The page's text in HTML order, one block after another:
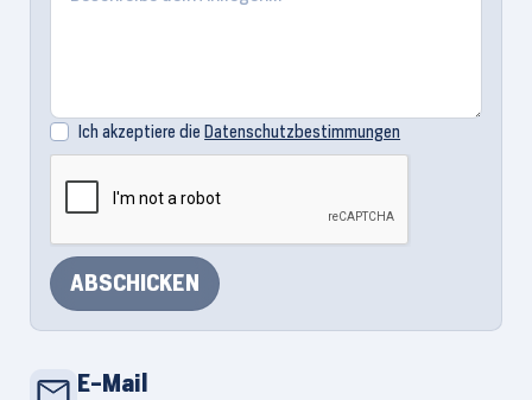
E-Mail
Ich akzeptiere die Datenschutzbestimmungen
ABSCHICKEN